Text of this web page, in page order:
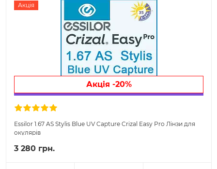
Акція
Акція -20%
Essilor 1.67 AS Stylis Blue UV Capture Crizal Easy Pro Лінзи для
окулярів
3 280 грн.